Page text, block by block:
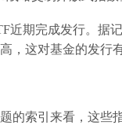
近期完成发行。据
，这对基金的发行
的索引来看，这些